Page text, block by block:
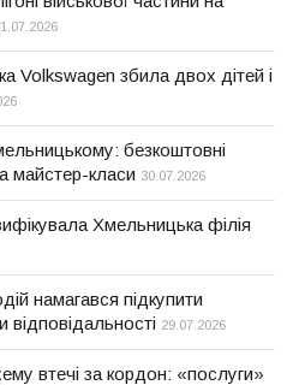
Volkswagen збила двох дітей і
безкоштовні
майстер-класи 30.07.2026
Хмельницька філія
намагався підкупити
відповідальності 29.07.2026
втечі за кордон: «послуги»